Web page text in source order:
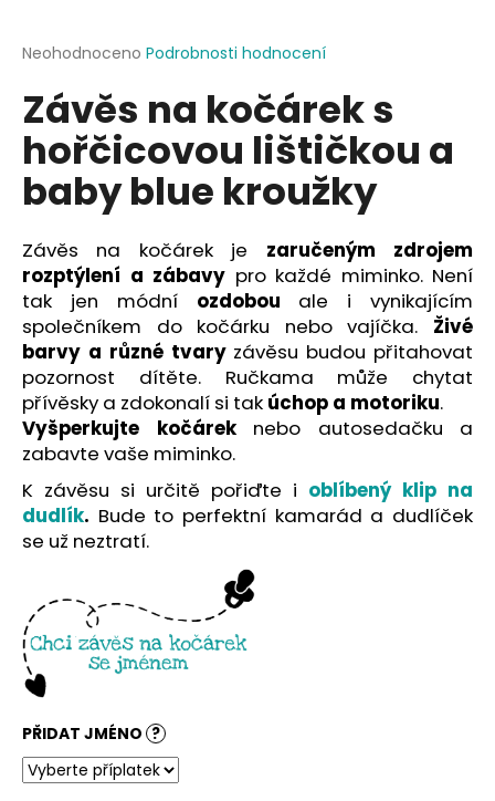
Průměrné
produktu
je
0,0
5
hvězdiček.
Neohodnoceno Podrobnosti hodnocení
Závěs na kočárek s
hořčicovou lištičkou a
baby blue kroužky
Závěs na kočárek je zaručeným zdrojem
rozptýlení a zábavy pro každé miminko. Není
tak jen módní ozdobou ale i vynikajícím
společníkem do kočárku nebo vajíčka. Živé
barvy a různé tvaryzávěsu budou přitahovat
pozornost dítěte. Ručkama může chytat
přívěsky a zdokonalí si tak úchop a motoriku.
Vyšperkujte kočáreknebo autosedačku a
zabavte vaše miminko.
K závěsu si určitě pořiďte i oblíbený klip na
dudlík. Bude to perfektní kamarád a dudlíček
se už neztratí.
PŘIDAT JMÉNO ?
j
t
?
HLEDAT
D
o
p
o
r
č
u
j
m
e